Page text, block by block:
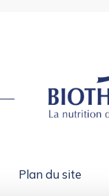
Plan du site